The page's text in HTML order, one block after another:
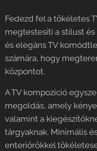
Fedezd fel a tökéletes
megtestesíti a stílust
és elegáns TV
számára, hogy
központot.
A TV kompozíció
megoldás, amely
valamint a
tárgyaknak. Minimális
enteriőrökkel